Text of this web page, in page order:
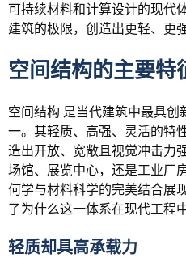
可持续材料和计算设计的现代
建筑的极限，创造出更轻、更
空间结构的主要特
空间结构 是当代建筑中最具创
一。其轻质、高强、灵活的特
造出开放、宽敞且视觉冲击力
场馆、展览中心，还是工业厂
何学与材料科学的完美结合展
了为什么这一体系在现代工程
轻质却具高承载力